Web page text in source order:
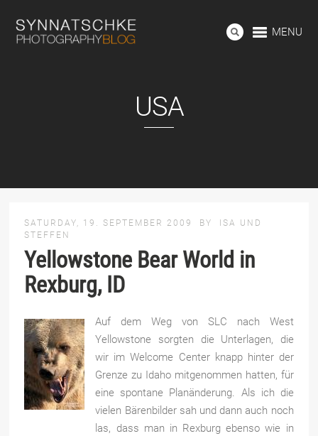
MENU
USA
SATURDAY, 19. SEPTEMBER 2009 BY
ISA UND
STEFFEN
Yellowstone Bear World in
Rexburg, ID
Auf dem Weg von SLC nach West
Yellowstone sorgten die Unterlagen, die
wir im Welcome Center knapp hinter der
Grenze zu Idaho mitgenommen hatten, für
eine spontane Planänderung. Als ich die
vielen Bärenbilder sah und dann auch noch
las, dass man in Rexburg ebenso wie in